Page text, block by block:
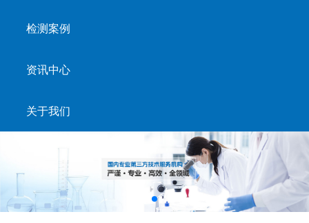
检测案例
资讯中心
关于我们